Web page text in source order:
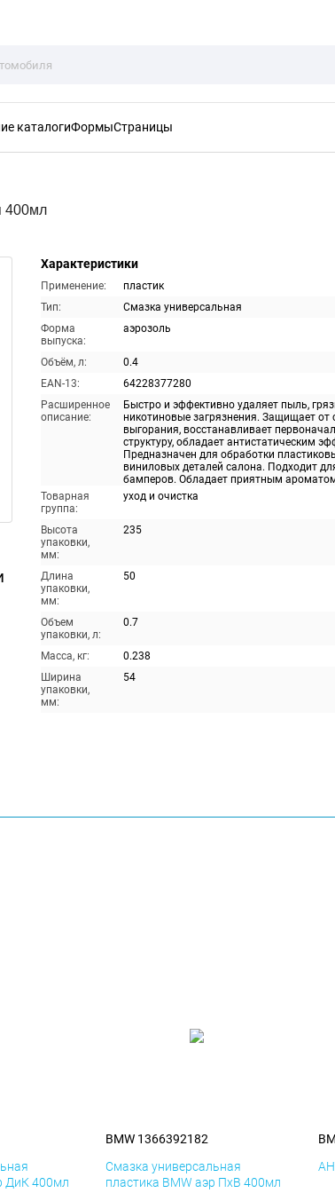
каталогиФормыСтраницы
400мл
Характеристики
Применение:
пластик
Тип:
Смазка универсальная
Форма
выпуска:
аэрозоль
Объём, л:
0.4
EAN-13:
64228377280
Расширенное
описание:
Быстро и эффективно удаляет пыль,
никотиновые загрязнения. Защищает от
выгорания, восстанавливает
структуру, обладает антистатическим
Предназначен для обработки
виниловых деталей салона. Подходит
бамперов. Обладает приятным
Товарная
группа:
уход и очистка
Высота
упаковки,
мм:
235
Длина
упаковки,
мм:
50
Объем
упаковки, л:
0.7
Масса, кг:
0.238
Ширина
упаковки,
мм:
54
ДиК 400мл
BMW 1366392182
Смазка универсальная
пластика BMW аэр ПхВ 400мл